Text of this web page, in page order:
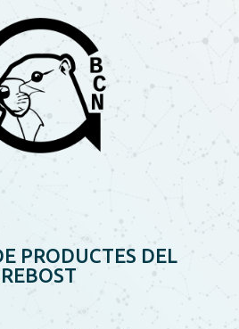
PRODUCTES DEL
REBOST